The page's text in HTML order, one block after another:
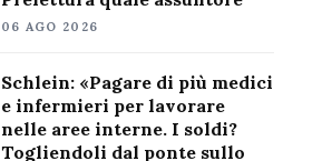
06 AGO 2026
Schlein: «Pagare di più medici
e infermieri per lavorare
nelle aree interne. I soldi?
Togliendoli dal ponte sullo